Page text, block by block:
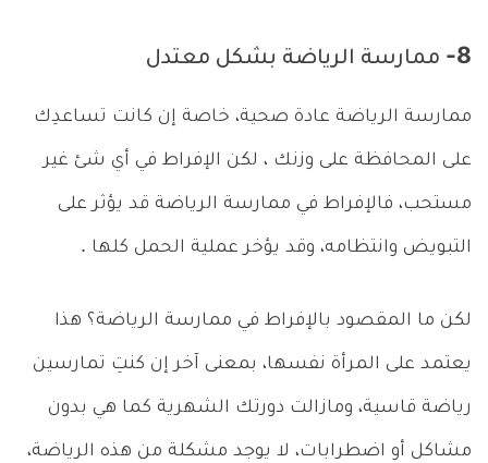
8- ممارسة الرياضة بشكل معتدل
ممارسة الرياضة عادة صحية، خاصة إن كانت تساعدِك
على المحافظة على وزنك ، لكن الإفراط في أي شئ غير
مستحب، فالإفراط في ممارسة الرياضة قد يؤثر على
التبويض وانتظامه، وقد يؤخر عملية الحمل كلها .
لكن ما المقصود بالإفراط في ممارسة الرياضة؟ هذا
يعتمد على المرأة نفسها، بمعنى آخر إن كنتِ تمارسين
رياضة قاسية، ومازالت دورتك الشهرية كما هي بدون
مشاكل أو اضطرابات، لا يوجد مشكلة من هذه الرياضة،